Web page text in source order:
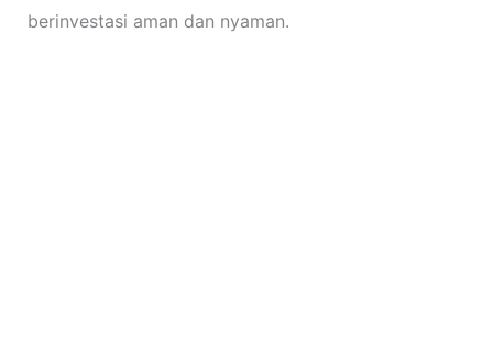
berinvestasi aman dan nyaman.